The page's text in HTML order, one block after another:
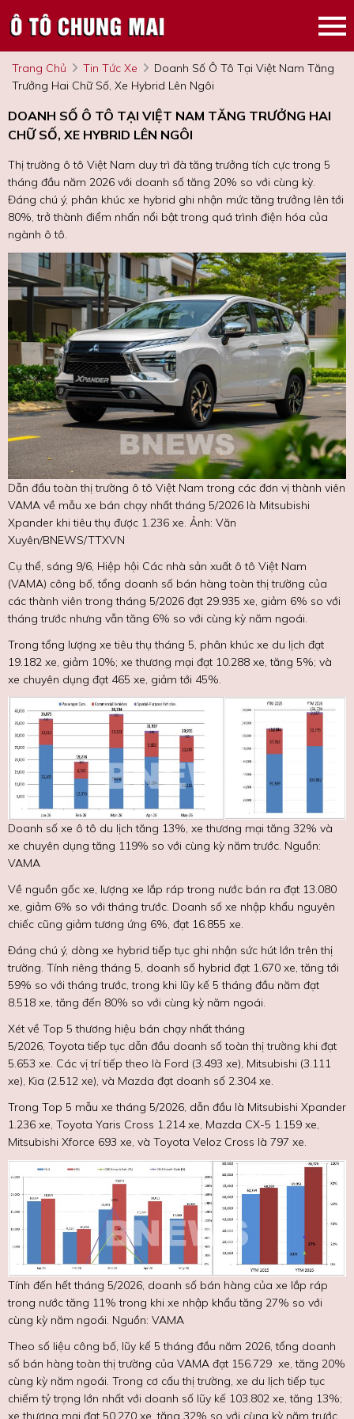
Trang Chủ Tin Tức Xe
Doanh Số Ô Tô Tại Việt Nam Tăng
Trưởng Hai Chữ Số, Xe Hybrid Lên Ngôi
DOANH SỐ Ô TÔ TẠI VIỆT NAM TĂNG TRƯỞNG HAI
CHỮ SỐ, XE HYBRID LÊN NGÔI
Thị trường ô tô Việt Nam duy trì đà tăng trưởng tích cực trong 5
tháng đầu năm 2026 với doanh số tăng 20% so với cùng kỳ.
Đáng chú ý, phân khúc xe hybrid ghi nhận mức tăng trưởng lên tới
80%, trở thành điểm nhấn nổi bật trong quá trình điện hóa của
ngành ô tô.
Dẫn đầu toàn thị trường ô tô Việt Nam trong các đơn vị thành viên
VAMA về mẫu xe bán chạy nhất tháng 5/2026 là Mitsubishi
Xpander khi tiêu thụ được 1.236 xe. Ảnh: Văn
Xuyên/BNEWS/TTXVN
Cụ thể, sáng 9/6, Hiệp hội Các nhà sản xuất ô tô Việt Nam
(VAMA) công bố, tổng doanh số bán hàng toàn thị trường của
các thành viên trong tháng 5/2026 đạt 29.935 xe, giảm 6% so với
tháng trước nhưng vẫn tăng 6% so với cùng kỳ năm ngoái.
Trong tổng lượng xe tiêu thụ tháng 5, phân khúc xe du lịch đạt
19.182 xe, giảm 10%; xe thương mại đạt 10.288 xe, tăng 5%; và
xe chuyên dụng đạt 465 xe, giảm tới 45%.
Doanh số xe ô tô du lịch tăng 13%, xe thương mại tăng 32% và
xe chuyên dụng tăng 119% so với cùng kỳ năm trước. Nguồn:
VAMA
Về nguồn gốc xe, lượng xe lắp ráp trong nước bán ra đạt 13.080
xe, giảm 6% so với tháng trước. Doanh số xe nhập khẩu nguyên
chiếc cũng giảm tương ứng 6%, đạt 16.855 xe.
Đáng chú ý, dòng xe hybrid tiếp tục ghi nhận sức hút lớn trên thị
trường. Tính riêng tháng 5, doanh số hybrid đạt 1.670 xe, tăng tới
59% so với tháng trước, trong khi lũy kế 5 tháng đầu năm đạt
8.518 xe, tăng đến 80% so với cùng kỳ năm ngoái.
Xét về Top 5 thương hiệu bán chạy nhất tháng
5/2026, Toyota tiếp tục dẫn đầu doanh số toàn thị trường khi đạt
5.653 xe. Các vị trí tiếp theo là Ford (3.493 xe), Mitsubishi (3.111
xe), Kia (2.512 xe), và Mazda đạt doanh số 2.304 xe.
Trong Top 5 mẫu xe tháng 5/2026, dẫn đầu là Mitsubishi Xpander
1.236 xe, Toyota Yaris Cross 1.214 xe, Mazda CX-5 1.159 xe,
Mitsubishi Xforce 693 xe, và Toyota Veloz Cross là 797 xe.
Tính đến hết tháng 5/2026, doanh số bán hàng của xe lắp ráp
trong nước tăng 11% trong khi xe nhập khẩu tăng 27% so với
cùng kỳ năm ngoái. Nguồn: VAMA
Theo số liệu công bố, lũy kế 5 tháng đầu năm 2026, tổng doanh
số bán hàng toàn thị trường của VAMA đạt 156.729 xe, tăng 20%
cùng kỳ năm ngoái. Trong cơ cấu thị trường, xe du lịch tiếp tục
chiếm tỷ trọng lớn nhất với doanh số lũy kế 103.802 xe, tăng 13%;
xe thương mại đạt 50.270 xe, tăng 32% so với cùng kỳ năm trước.